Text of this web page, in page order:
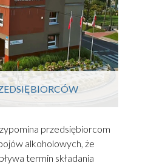
przedsiębiorcom
alkoholowych, że
termin składania